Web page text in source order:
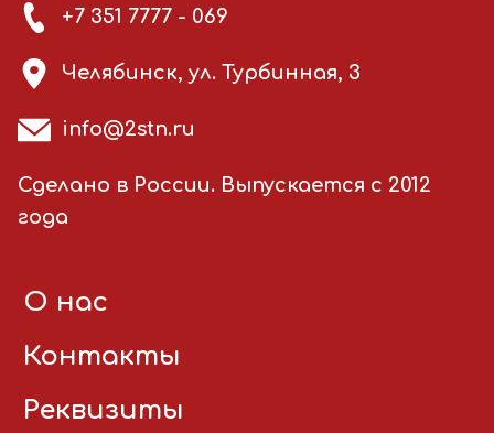
+7 351 7777 - 069
Челябинск, ул. Турбинная, 3
info@2stn.ru
Сделано в России. Выпускается с 2012
года
О нас
Контакты
Реквизиты